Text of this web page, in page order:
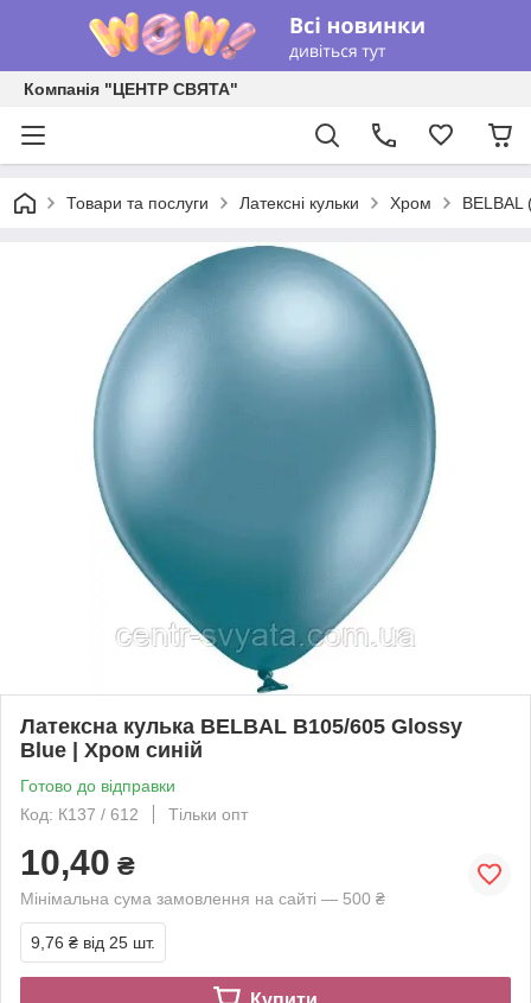
Компанія "ЦЕНТР СВЯТА"
Товари та послуги Латексні кульки Хром
Латексна кулька BELBAL В105/605 Glossy
Blue | Хром синій
Готово до відправки
Код: К137 / 612
Тільки опт
10,40 ₴
Мінімальна сума замовлення на сайті — 500 ₴
9,76 ₴ від 25 шт.